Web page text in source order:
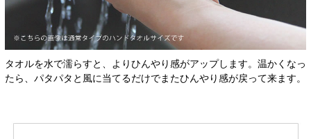
タオルを水で濡らすと、よりひんやり感がアップします。温かくなっ
たら、パタパタと風に当てるだけでまたひんやり感が戻って来ます。